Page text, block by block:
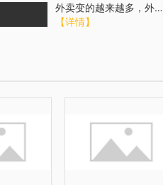
外卖变的越来越多，外卖
小哥也在增加，外卖保温
【详情】